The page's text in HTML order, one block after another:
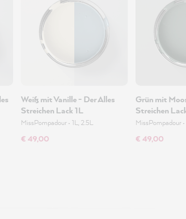
Weiß mit Vanille - Der Alles
Streichen Lack 1L
MissPompadour • 1L, 2.5L
€ 49,00
Grün mit
Streichen
MissPompadour •
€ 49,00